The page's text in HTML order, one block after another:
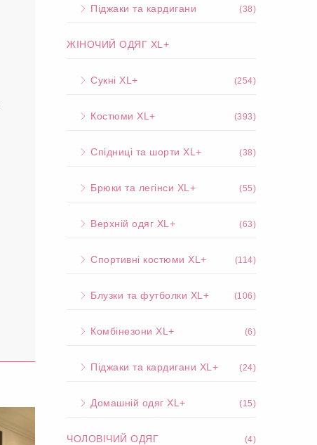
Піджаки та кардигани (38)
ЖІНОЧИЙ ОДЯГ XL+
Сукні XL+ (254)
Костюми XL+ (393)
Спідниці та шорти XL+ (38)
Брюки та легінси XL+ (55)
Верхній одяг XL+ (63)
Спортивні костюми XL+ (114)
Блузки та футболки XL+ (106)
Комбінезони XL+ (6)
Піджаки та кардигани XL+ (24)
Домашній одяг XL+ (15)
ЧОЛОВІЧИЙ ОДЯГ (4)